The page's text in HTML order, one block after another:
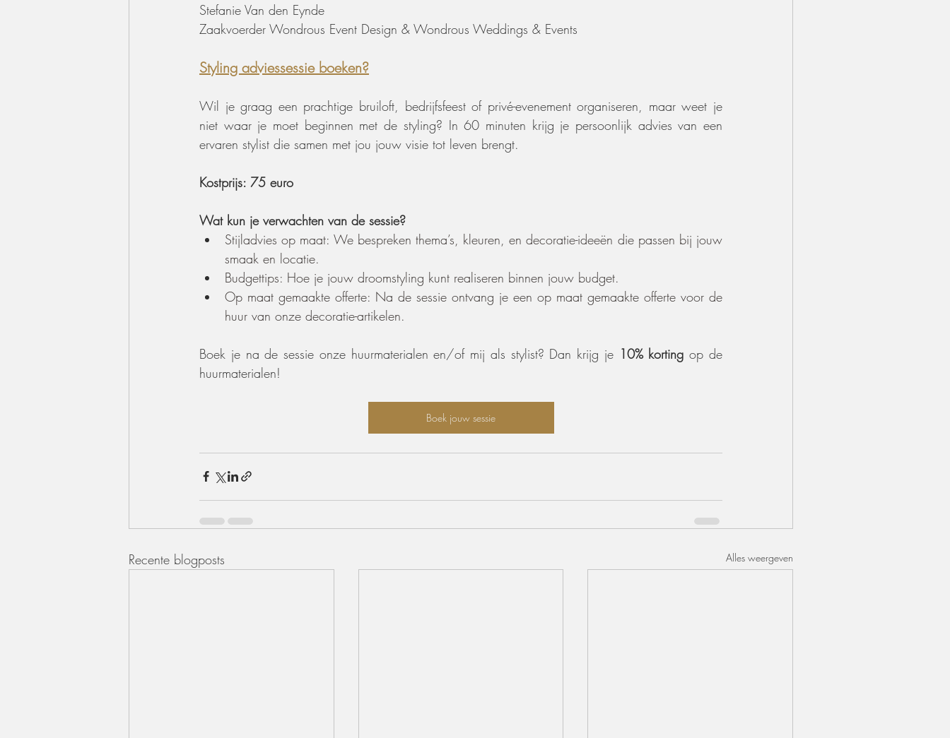
Stefanie Van den Eynde
Zaakvoerder Wondrous Event Design & Wondrous Weddings & Events
Styling adviessessie boeken?
Wil je graag een prachtige bruiloft, bedrijfsfeest of privé-evenement organiseren, maar weet je
niet waar je moet beginnen met de styling? In 60 minuten krijg je persoonlijk advies van een
ervaren stylist die samen met jou jouw visie tot leven brengt.
Kostprijs: 75 euro
Wat kun je verwachten van de sessie?
Stijladvies op maat: We bespreken thema’s, kleuren, en decoratie-ideeën die passen bij jouw
smaak en locatie.
Budgettips: Hoe je jouw droomstyling kunt realiseren binnen jouw budget.
Op maat gemaakte offerte: Na de sessie ontvang je een op maat gemaakte offerte voor de
huur van onze decoratie-artikelen.
Boek je na de sessie onze huurmaterialen en/of mij als stylist? Dan krijg je 10% korting op de
huurmaterialen!
Boek jouw sessie
Recente blogposts Alles weergeven